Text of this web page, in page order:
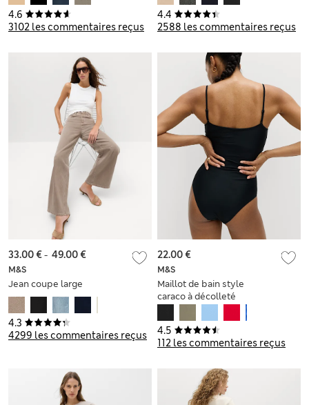
4.6
3102 les commentaires reçus
4.4
2588 les commentaires reçus
4.3
4299 les commentaires reçus
M&S
Jean coupe large
33.00 €- 49.00 €
4.5
112 les commentaires reçus
M&S
Maillot de bain style
caraco à décolleté
22.00 €